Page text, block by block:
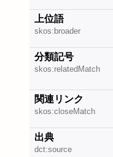
上位語
skos:broader
分類記号
skos:relatedMatch
関連リンク
skos:closeMatch
出典
dct:source